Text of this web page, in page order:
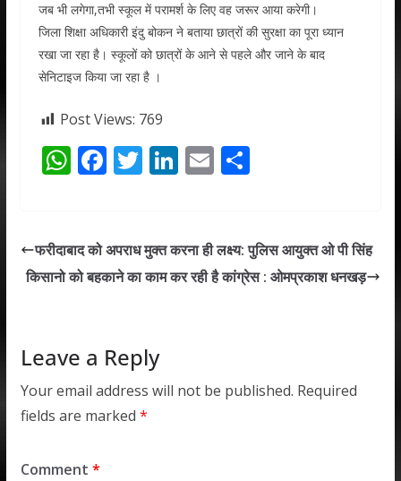
जब भी लगेगा,तभी स्कूल में परामर्श के लिए वह जरूर आया करेगी।
जिला शिक्षा अधिकारी इंदु बोकन ने बताया छात्रों की सुरक्षा का पूरा ध्यान
रखा जा रहा है। स्कूलों को छात्रों के आने से पहले और जाने के बाद
सेनिटाइज किया जा रहा है ।
Post Views: 769
W
s
A
F
b
o
T
er
Li
e
dI
E
l
S
e
फरीदाबाद को अपराध मुक्त करना ही लक्ष्य: पुलिस आयुक्त ओ पी सिंह
किसानो को बहकाने का काम कर रही है कांग्रेस : ओमप्रकाश धनखड़
Leave a Reply
Your email address will not be published. Required
fields are marked *
Comment *